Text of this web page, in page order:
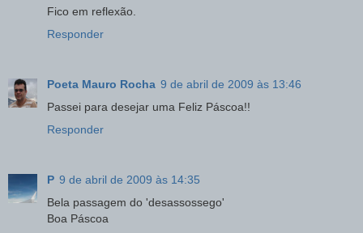
Fico em reflexão.
Responder
Poeta Mauro Rocha 9 de abril de 2009 às 13:46
Passei para desejar uma Feliz Páscoa!!
Responder
P 9 de abril de 2009 às 14:35
Bela passagem do 'desassossego'
Boa Páscoa